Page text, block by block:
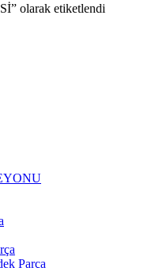
olarak etiketlendi
Parça